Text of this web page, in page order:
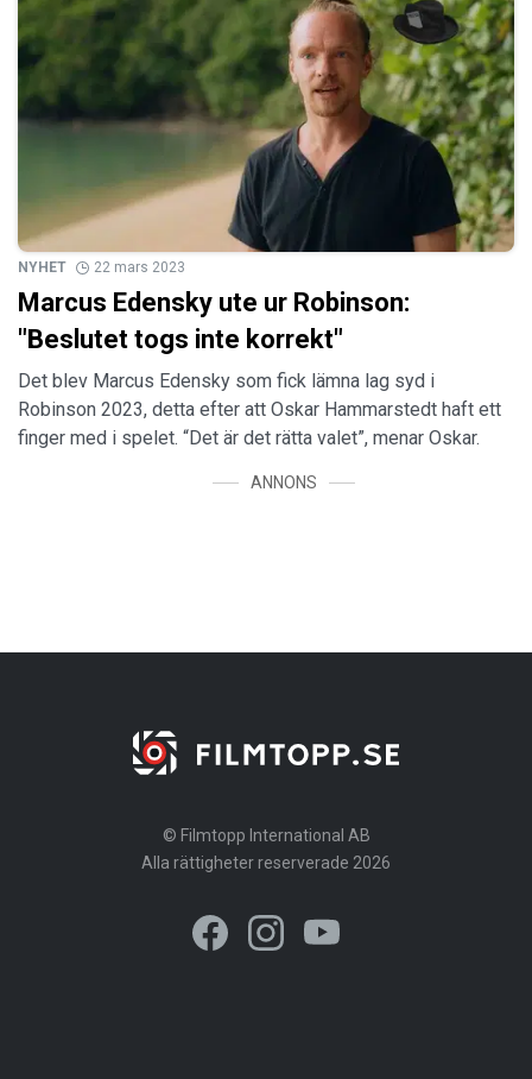
NYHET 22 mars 2023
Marcus Edensky ute ur Robinson:
"Beslutet togs inte korrekt"
Det blev Marcus Edensky som fick lämna lag syd i
Robinson 2023, detta efter att Oskar Hammarstedt haft ett
finger med i spelet. “Det är det rätta valet”, menar Oskar.
ANNONS
© Filmtopp International AB
Alla rättigheter reserverade 2026